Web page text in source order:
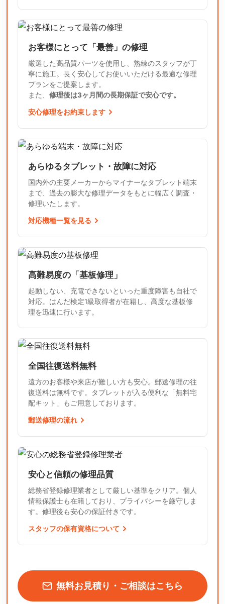
お客様にとって「最善」の修理
厳選した高品質パーツを使用し、熟練のスタッフが丁
寧に施工。長く安心してお使いいただける最適な修理
プランをご提案します。
また、 修理後は3ヶ月間の長期保証で安心です。
安心修理をお約束します
あらゆるタブレット・故障に対応
国内外の主要メーカーからマイナーなタブレット端末
まで、過去の膨大な修理データをもとに幅広く調査・
修理いたします。
対応機種一覧を見る
高難易度の「基板修理」
起動しない、充電できないといった重度障害も自社で
対応。はんだ検定1級取得者が在籍し、高度な基板修
理を迅速に行います。
全国往復送料無料
遠方のお客様や来店が難しい方も安心。郵送修理の往
復送料は無料です。タブレットが入る便利な「無料宅
配キット」もご用意しております。
郵送修理の流れ
安心と信頼の修理品質
総務省登録修理業者として厳しい基準をクリア。個人
情報保護士も在籍しており、プライバシーを厳守しま
す。修理後も安心の保証付きです。
スタッフの保有資格について
無料お見積り・ご相談はこちら